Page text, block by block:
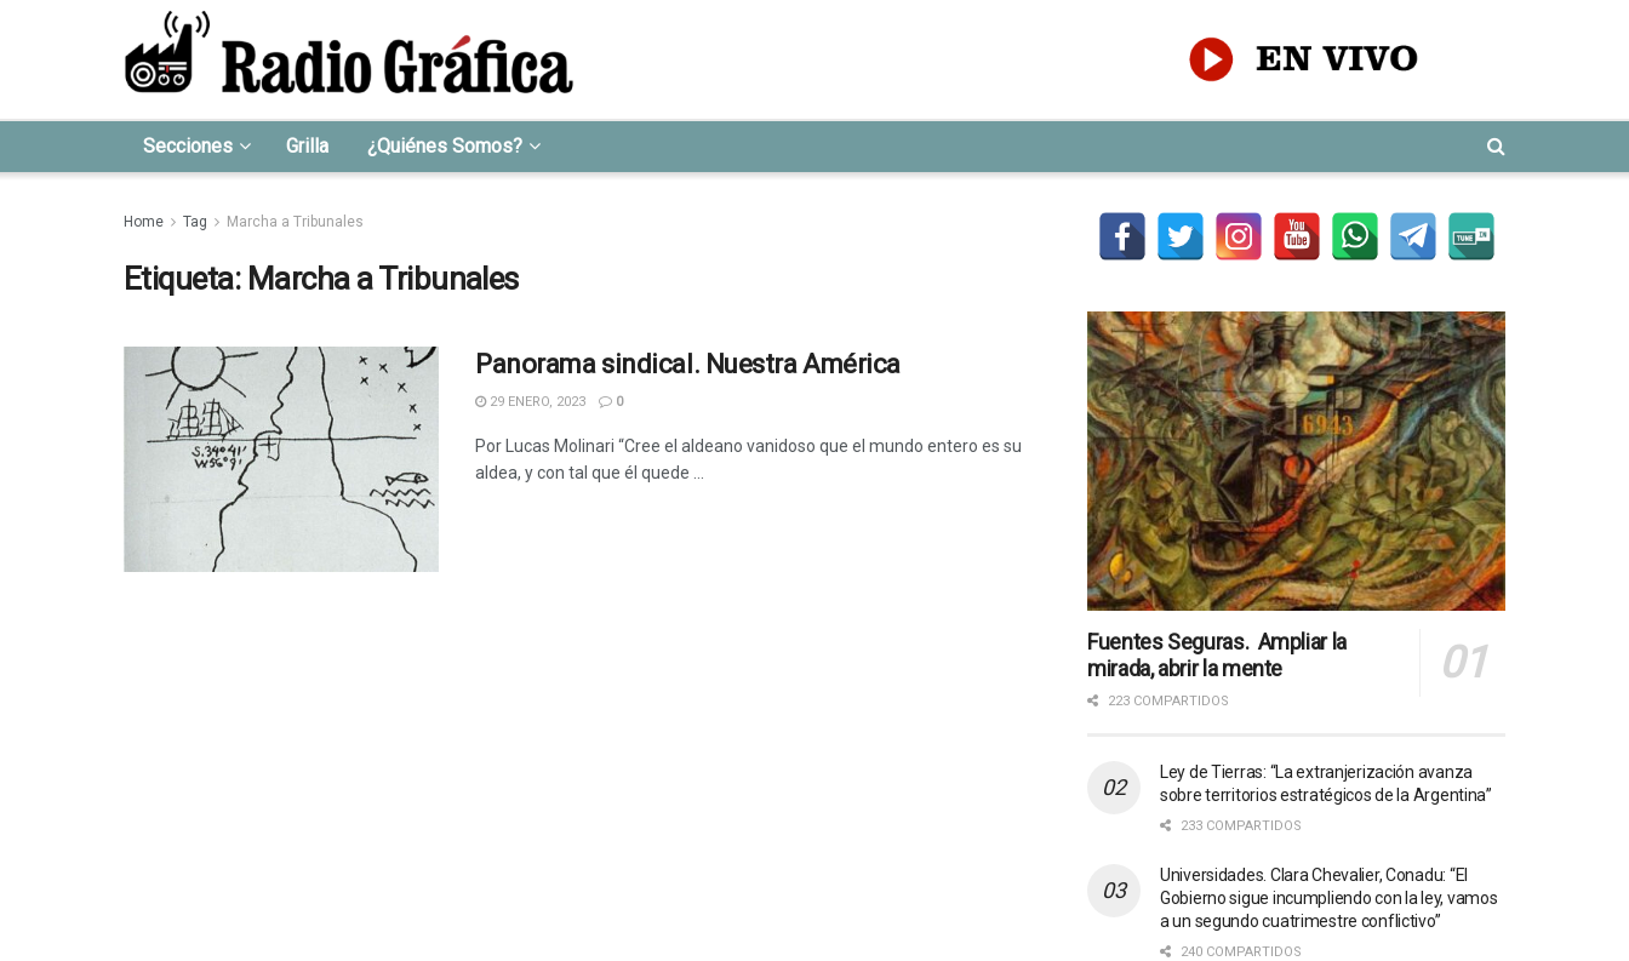
Secciones Grilla ¿Quiénes Somos?
Home Tag Marcha a Tribunales
Etiqueta: Marcha a Tribunales
Panorama sindical. Nuestra América
29 ENERO, 2023 0
Por Lucas Molinari “Cree el aldeano vanidoso que el mundo entero es su
aldea, y con tal que él quede ...
Fuentes Seguras. Ampliar la
mirada, abrir la mente
223 COMPARTIDOS
Ley de Tierras: “La extranjerización avanza
sobre territorios estratégicos de la Argentina”
233 COMPARTIDOS
Universidades. Clara Chevalier, Conadu: “El
Gobierno sigue incumpliendo con la ley, vamos
a un segundo cuatrimestre conflictivo”
240 COMPARTIDOS